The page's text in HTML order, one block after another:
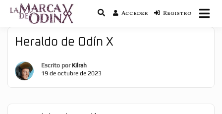
La Marca de Odín
La saga literaria transmedia que fusiona
actualidad con mitología nórdica y
ciencia ficción
Acceder Registro
Heraldo de Odín X
Escrito por Kilrah
19 de octubre de 2023